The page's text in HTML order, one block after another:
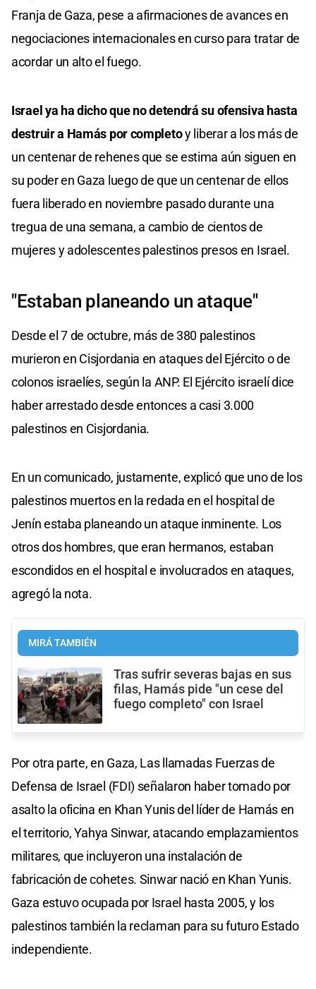
Franja de Gaza, pese a afirmaciones de avances en
negociaciones internacionales en curso para tratar de
acordar un alto el fuego.
Israel ya ha dicho que no detendrá su ofensiva hasta
destruir a Hamás por completoy liberar a los más de
un centenar de rehenes que se estima aún siguen en
su poder en Gaza luego de que un centenar de ellos
fuera liberado en noviembre pasado durante una
tregua de una semana, a cambio de cientos de
mujeres y adolescentes palestinos presos en Israel.
"Estaban planeando un ataque"
Desde el 7 de octubre, más de 380 palestinos
murieron en Cisjordania en ataques del Ejército o de
colonos israelíes, según la ANP. El Ejército israelí dice
haber arrestado desde entonces a casi 3.000
palestinos en Cisjordania.
En un comunicado, justamente, explicó que uno de los
palestinos muertos en la redada en el hospital de
Jenín estaba planeando un ataque inminente. Los
otros dos hombres, que eran hermanos, estaban
escondidos en el hospital e involucrados en ataques,
agregó la nota.
MIRÁ TAMBIÉN
Tras sufrir severas bajas en sus
filas, Hamás pide "un cese del
fuego completo" con Israel
Por otra parte, en Gaza, Las llamadas Fuerzas de
Defensa de Israel (FDI) señalaron haber tomado por
asalto la oficina en Khan Yunis del líder de Hamás en
el territorio, Yahya Sinwar, atacando emplazamientos
militares, que incluyeron una instalación de
fabricación de cohetes. Sinwar nació en Khan Yunis.
Gaza estuvo ocupada por Israel hasta 2005, y los
palestinos también la reclaman para su futuro Estado
independiente.